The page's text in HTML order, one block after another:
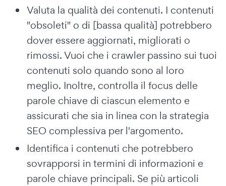
Valuta la qualità dei contenuti. I contenuti
"obsoleti" o di [bassa qualità] potrebbero
dover essere aggiornati, migliorati o
rimossi. Vuoi che i crawler passino sui tuoi
contenuti solo quando sono al loro
meglio. Inoltre, controlla il focus delle
parole chiave di ciascun elemento e
assicurati che sia in linea con la strategia
SEO complessiva per l'argomento.
Identifica i contenuti che potrebbero
sovrapporsi in termini di informazioni e
parole chiave principali. Se più articoli